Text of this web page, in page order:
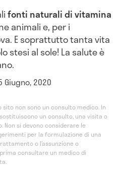
fonti naturali di vitamina
animali e, per i
E soprattutto tanta vita
stesi al sole! La salute è
2020
non sono un consulto medico. In
un consulto, una visita o
Non si devono considerare le
per la formulazione di una
o l’assunzione o
consultare un medico di